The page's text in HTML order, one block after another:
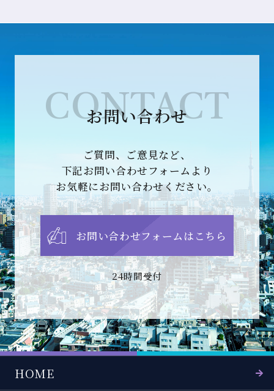
CONTACT
お問い合わせ
ご質問、ご意見など、
下記お問い合わせフォームより
お気軽にお問い合わせください。
お問い合わせフォームはこちら
24時間受付
HOME